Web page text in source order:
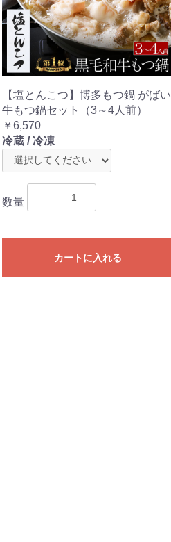
【塩とんこつ】博多もつ鍋 がばい
牛もつ鍋セット（3～4人前）
￥6,570
冷蔵 / 冷凍
数量
カートに入れる